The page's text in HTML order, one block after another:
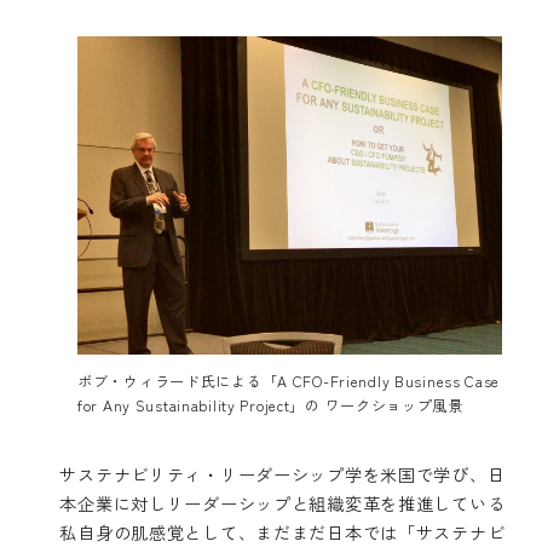
ボブ・ウィラード氏による「A CFO-Friendly Business Case
for Any Sustainability Project」の ワークショップ風景
サステナビリティ・リーダーシップ学を米国で学び、日
本企業に対しリーダーシップと組織変革を推進している
私自身の肌感覚として、まだまだ日本では「サステナビ